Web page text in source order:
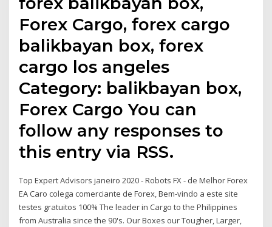
Forex Cargo, forex cargo
balikbayan box, forex
cargo los angeles
Category: balikbayan box,
Forex Cargo You can
follow any responses to
this entry via RSS.
Top Expert Advisors janeiro 2020 - Robots FX - de Melhor Forex
EA Caro colega comerciante de Forex, Bem-vindo a este site
testes gratuitos 100% The leader in Cargo to the Philippines
from Australia since the 90's. Our Boxes our Tougher, Larger,